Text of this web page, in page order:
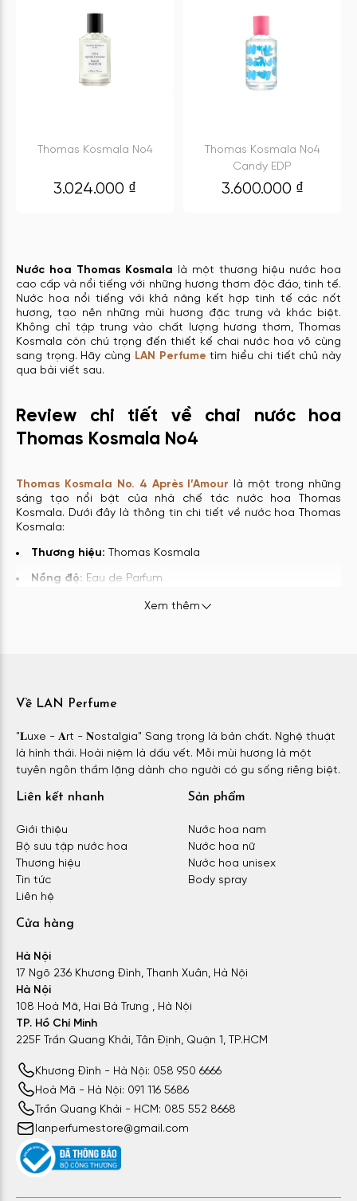
Thomas Kosmala No4
3.024.000 ₫
Thomas Kosmala No4
Candy EDP
3.600.000 ₫
Nước hoa Thomas Kosmala là một thương hiệu nước hoa
cao cấp và nổi tiếng với những hương thơm độc đáo, tinh tế.
Nước hoa nổi tiếng với khả năng kết hợp tinh tế các nốt
hương, tạo nên những mùi hương đặc trưng và khác biệt.
Không chỉ tập trung vào chất lượng hương thơm, Thomas
Kosmala còn chú trọng đến thiết kế chai nước hoa vô cùng
sang trọng. Hãy cùng LAN Perfume tìm hiểu chi tiết chủ này
qua bài viết sau.
Review chi tiết về chai nước hoa
Thomas Kosmala No4
Thomas Kosmala No. 4 Après l’Amour là một trong những
sáng tạo nổi bật của nhà chế tác nước hoa Thomas
Kosmala. Dưới đây là thông tin chi tiết về nước hoa Thomas
Kosmala:
Thương hiệu: Thomas Kosmala
Nồng độ: Eau de Parfum
Độ tuổi khuyên dùng:Trên 25 tuổi
Giới tính:Dành cho cả nam và nữ.
Ra mắt: Năm 2018
Xuất xứ: Nước Pháp
kosmala No4 là phiên bản đẹp nhất trong bộ sưu tập này.
xuất trong phòng thí nghiệm. Bạn có thể liên tưởng tới ngay
1 lọ đựng dung dịch nghiên cứu khoa học có ghi thông tin về
sản phẩm được in trên thân chai. Chất liệu chai nước hoa từ
thủy tinh trong suốt cho phép người dùng nhìn thấy được
dung dịch bên trong. Kết hợp với nắp chai màu đen tạo nên
sự tinh tế vô cùng sang trọng.
Xem thêm
Về LAN Perfume
"𝐋uxe - 𝐀rt - 𝐍ostalgia" Sang trọng là bản chất. Nghệ thuật
là hình thái. Hoài niệm là dấu vết. Mỗi mùi hương là một
tuyên ngôn thầm lặng dành cho người có gu sống riêng biệt.
Liên kết nhanh
Giới thiệu
Bộ sưu tập nước hoa
Thương hiệu
Tin tức
Liên hệ
Sản phẩm
Nước hoa nam
Nước hoa nữ
Nước hoa unisex
Body spray
Cửa hàng
Hà Nội
17 Ngõ 236 Khương Đình, Thanh Xuân, Hà Nội
Hà Nội
108 Hoà Mã, Hai Bà Trưng , Hà Nội
TP. Hồ Chí Minh
225F Trần Quang Khải, Tân Định, Quận 1, TP.HCM
Khương Đình - Hà Nội: 058 950 6666
Hoà Mã - Hà Nội: 091 116 5686
Trần Quang Khải - HCM: 085 552 8668
lanperfumestore@gmail.com